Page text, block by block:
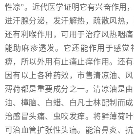
性凉”。近代医学证明它有兴奋作用
进汗腺分泌，发汗解热，疏散风热，
还有利喉作用，可用于治疗风热咽痛
能助麻疹透发。它还能作用于感觉
痹，所以外用有止痛止痒作用。还有
因有以上各种药效，市售清凉油、
薄荷都是重要成分之一。清凉油是
油、樟脑、白蜡、白凡士林配制而
治感冒头痛、虫咬发痒。将鲜薄荷叶
可治血管扩张性头痛。能治鼻炎、